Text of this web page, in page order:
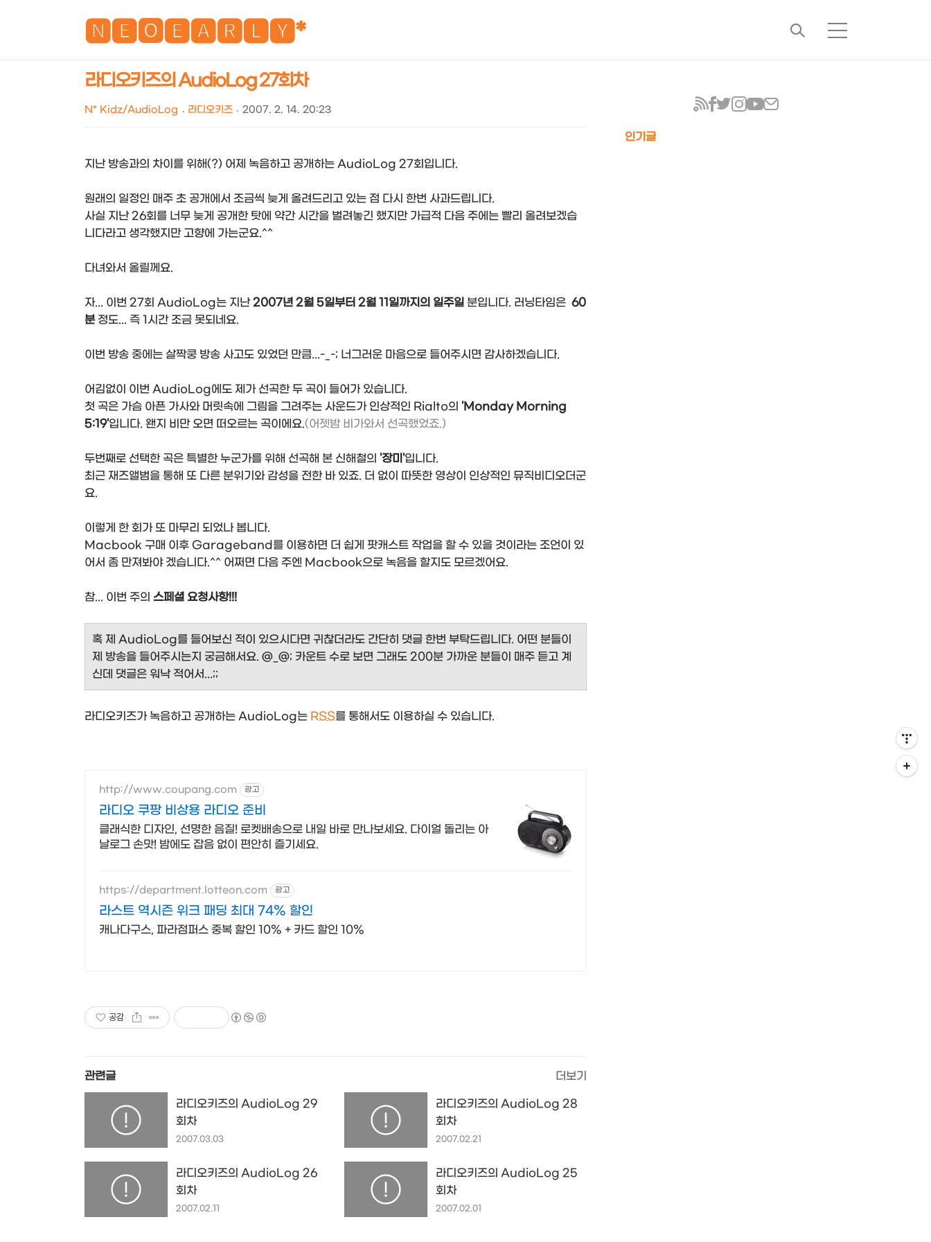
🅽🅴🅾🅴🅰🆁🅻🆈*NEOEARLY*
검
메
라디오키즈의 AudioLog 27회차
N* Kidz/AudioLog 라디오키즈 2007. 2. 14. 20:23
지난 방송과의 차이를 위해(?) 어제 녹음하고 공개하는 AudioLog 27회입니다.
원래의 일정인 매주 초 공개에서 조금씩 늦게 올려드리고 있는 점 다시 한번 사과드립니다.
사실 지난 26회를 너무 늦게 공개한 탓에 약간 시간을 벌려놓긴 했지만 가급적 다음 주에는 빨리 올려보겠습
니다라고 생각했지만 고향에 가는군요.^^
다녀와서 올릴께요.
자... 이번 27회 AudioLog는 지난2007년 2월 5일부터 2월 11일까지의 일주일 분입니다. 러닝타임은 60
분정도... 즉 1시간 조금 못되네요.
이번 방송 중에는 살짝쿵 방송 사고도 있었던 만큼...-_-; 너그러운 마음으로 들어주시면 감사하겠습니다.
어김없이 이번 AudioLog에도 제가 선곡한 두 곡이 들어가 있습니다.
첫 곡은 가슴 아픈 가사와 머릿속에 그림을 그려주는 사운드가 인상적인 Rialto의 'Monday Morning
5:19'입니다. 왠지 비만 오면 떠오르는 곡이에요.(어젯밤 비가와서 선곡했었죠.)
두번째로 선택한 곡은 특별한 누군가를 위해 선곡해 본 신해철의 '장미'입니다.
최근 재즈앨범을 통해 또 다른 분위기와 감성을 전한 바 있죠. 더 없이 따뜻한 영상이 인상적인 뮤직비디오더군
요.
이렇게 한 회가 또 마무리 되었나 봅니다.
Macbook 구매 이후 Garageband를 이용하면 더 쉽게 팟캐스트 작업을 할 수 있을 것이라는 조언이 있
어서 좀 만져봐야 겠습니다.^^ 어쩌면 다음 주엔 Macbook으로 녹음을 할지도 모르겠어요.
참... 이번 주의 스페셜 요청사항!!!
혹 제 AudioLog를 들어보신 적이 있으시다면 귀찮더라도 간단히 댓글 한번 부탁드립니다. 어떤 분들이
제 방송을 들어주시는지 궁금해서요. @_@; 카운트 수로 보면 그래도 200분 가까운 분들이 매주 듣고 계
신데 댓글은 워낙 적어서...;;
라디오키즈가 녹음하고 공개하는 AudioLog는 RSS를 통해서도 이용하실 수 있습니다.
http://www.coupang.com 광고
라디오 쿠팡 비상용 라디오 준비
클래식한 디자인, 선명한 음질! 로켓배송으로 내일 바로 만나보세요. 다이얼 돌리는 아
날로그 손맛! 밤에도 잡음 없이 편안히 즐기세요.
https://department.lotteon.com 광고
라스트 역시즌 위크 패딩 최대 74% 할인
캐나다구스, 파라점퍼스 중복 할인 10% + 카드 할인 10%
공감
관련글 더보기
라디오키즈의 AudioLog 29
회차
2007.03.03
라디오키즈의 AudioLog 28
회차
2007.02.21
라디오키즈의 AudioLog 26
회차
2007.02.11
라디오키즈의 AudioLog 25
회차
2007.02.01
인기글